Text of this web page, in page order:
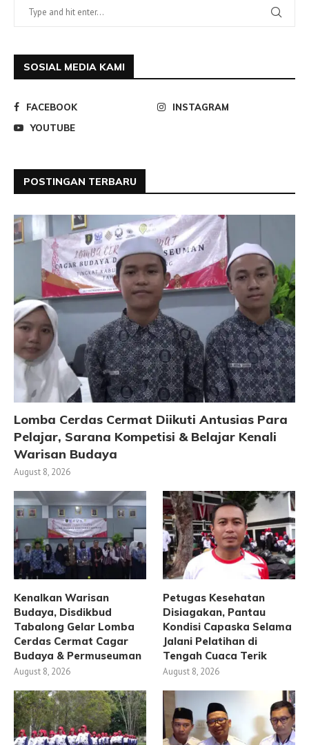
SOSIAL MEDIA KAMI
FACEBOOK
INSTAGRAM
YOUTUBE
POSTINGAN TERBARU
Lomba Cerdas Cermat Diikuti Antusias Para
Pelajar, Sarana Kompetisi & Belajar Kenali
Warisan Budaya
August 8, 2026
Kenalkan Warisan
Budaya, Disdikbud
Tabalong Gelar Lomba
Cerdas Cermat Cagar
Budaya & Permuseuman
August 8, 2026
Petugas Kesehatan
Disiagakan, Pantau
Kondisi Capaska Selama
Jalani Pelatihan di
Tengah Cuaca Terik
August 8, 2026